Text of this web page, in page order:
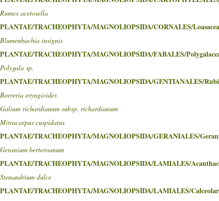
Rumex acetosella
PLANTAE/TRACHEOPHYTA/MAGNOLIOPSIDA/CORNALES/
Blumenbachia insignis
PLANTAE/TRACHEOPHYTA/MAGNOLIOPSIDA/FABALES/
Polygala sp.
PLANTAE/TRACHEOPHYTA/MAGNOLIOPSIDA/GENTIANALES/
Borreria eryngioides
Galium richardianum subsp. richardianum
Mitracarpus cuspidatus
PLANTAE/TRACHEOPHYTA/MAGNOLIOPSIDA/GERANIALES/
Geranium berteroanum
PLANTAE/TRACHEOPHYTA/MAGNOLIOPSIDA/LAMIALES/
Stenandrium dulce
PLANTAE/TRACHEOPHYTA/MAGNOLIOPSIDA/LAMIALES/